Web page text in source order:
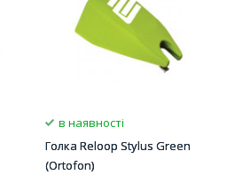
в наявності
Голка Reloop Stylus Green
(Ortofon)